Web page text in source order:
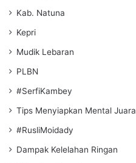
Kab. Natuna
Kepri
Mudik Lebaran
PLBN
#SerfiKambey
Tips Menyiapkan Mental Juara
#RusliMoidady
Dampak Kelelahan Ringan